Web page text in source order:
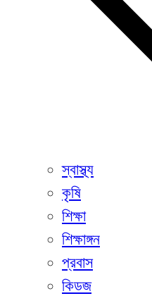
স্বাস্থ্য
কৃষি
শিক্ষা
শিক্ষাঙ্গন
প্রবাস
কিডজ